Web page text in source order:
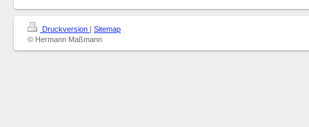
Druckversion | Sitemap
© Hermann Maßmann